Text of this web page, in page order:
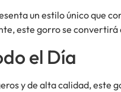
un estilo único que
este gorro se
el Día
y de alta calidad, este